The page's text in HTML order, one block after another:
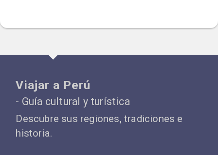
Viajar a Perú
- Guía cultural y turística
Descubre sus regiones, tradiciones e
historia.